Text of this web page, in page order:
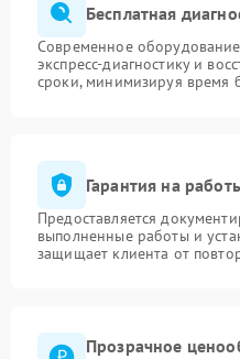
Бесплатная
Современное
экспресс-диагностику и
сроки, минимизируя время
Гарантия на
Предоставляется
выполненные работы и
защищает клиента от
Прозрачное